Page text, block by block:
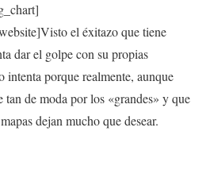
el éxitazo que tiene
dar el golpe con su propias
intenta porque realmente, aunque
tan de moda por los «grandes» y que
dejan mucho que desear.